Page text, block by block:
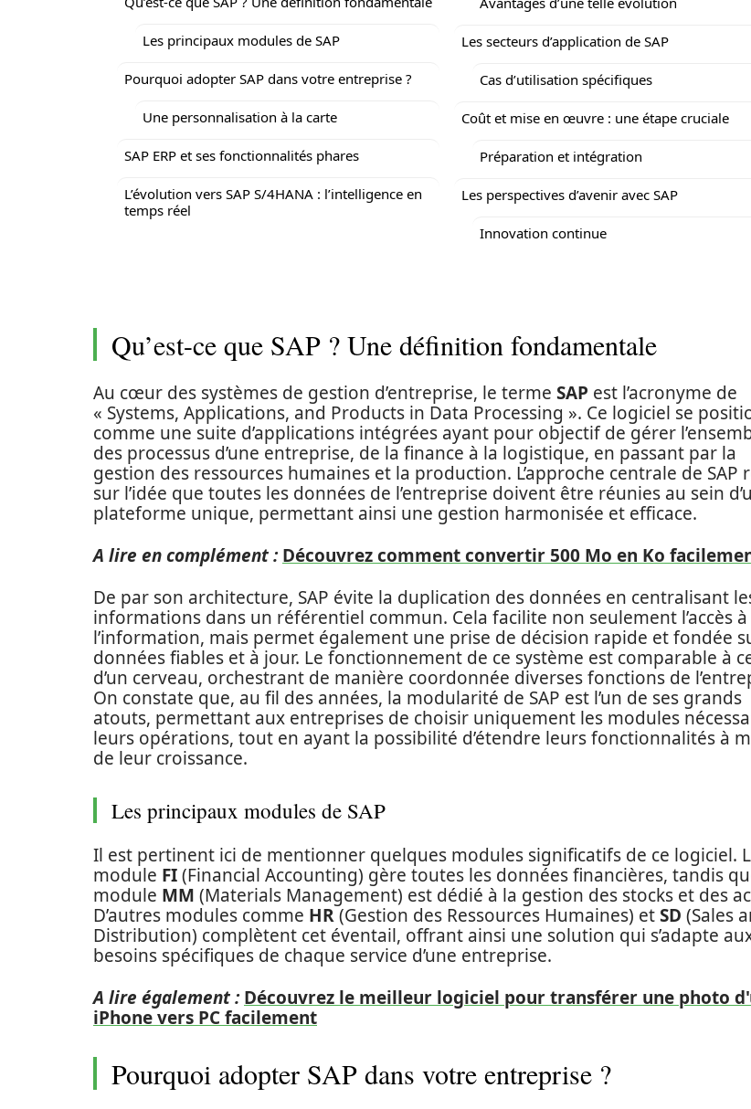
Les principaux modules de SAP
Pourquoi adopter SAP dans votre entreprise ?
Une personnalisation à la carte
SAP ERP et ses fonctionnalités phares
L’évolution vers SAP S/4HANA : l’intelligence en
temps réel
Les secteurs d’application de SAP
Cas d’utilisation spécifiques
Coût et mise en œuvre : une étape cruciale
Préparation et intégration
Les perspectives d’avenir avec SAP
Innovation continue
Qu’est-ce que SAP ? Une définition fondamentale
Au cœur des systèmes de gestion d’entreprise, le terme SAP est l’acronyme de
« Systems, Applications, and Products in Data Processing ». Ce logiciel se
comme une suite d’applications intégrées ayant pour objectif de gérer
des processus d’une entreprise, de la finance à la logistique, en passant par la
gestion des ressources humaines et la production. L’approche centrale de SAP
sur l’idée que toutes les données de l’entreprise doivent être réunies au sein
plateforme unique, permettant ainsi une gestion harmonisée et efficace.
A lire en complément : Découvrez comment convertir 500 Mo en Ko
De par son architecture, SAP évite la duplication des données en centralisant
informations dans un référentiel commun. Cela facilite non seulement l’accès à
l’information, mais permet également une prise de décision rapide et fondée
données fiables et à jour. Le fonctionnement de ce système est comparable à
d’un cerveau, orchestrant de manière coordonnée diverses fonctions de
On constate que, au fil des années, la modularité de SAP est l’un de ses grands
atouts, permettant aux entreprises de choisir uniquement les modules
leurs opérations, tout en ayant la possibilité d’étendre leurs fonctionnalités à
de leur croissance.
Les principaux modules de SAP
Il est pertinent ici de mentionner quelques modules significatifs de ce logiciel.
module FI(Financial Accounting) gère toutes les données financières, tandis
module MM (Materials Management) est dédié à la gestion des stocks et des
D’autres modules comme HR(Gestion des Ressources Humaines) etSD (Sales
Distribution) complètent cet éventail, offrant ainsi une solution qui s’adapte
besoins spécifiques de chaque service d’une entreprise.
A lire également : Découvrez le meilleur logiciel pour transférer une photo
iPhone vers PC facilement
Pourquoi adopter SAP dans votre entreprise ?